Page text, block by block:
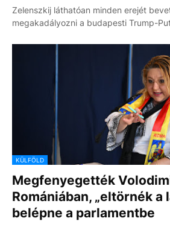
Zelenszkij láthatóan minden erejét
megakadályozni a budapesti Trump-
KÜLFÖLD
Megfenyegették
Romániában, „eltörnék a
belépne a parlamentbe